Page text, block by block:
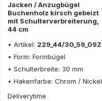
Jacken / Anzugbügel
Buchenholz kirsch gebeizt
mit Schulterverbreiterung,
44 cm
• Artikel: 229_44/30_59_09Z
• Form: Formbügel
• Schulterbreite: 30 mm
• Hakenfarbe: Chrom / Nickel
Deliverytime